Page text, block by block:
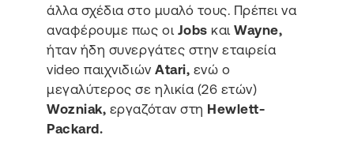
άλλα σχέδια στο μυαλό τους. Πρέπει να
αναφέρουμε πως οι Jobs καιWayne,
ήταν ήδη συνεργάτες στην εταιρεία
video παιχνιδιώνAtari, ενώ ο
μεγαλύτερος σε ηλικία (26 ετών)
Wozniak, εργαζόταν στη Hewlett-
Packard.